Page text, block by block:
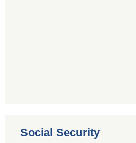
Social Security